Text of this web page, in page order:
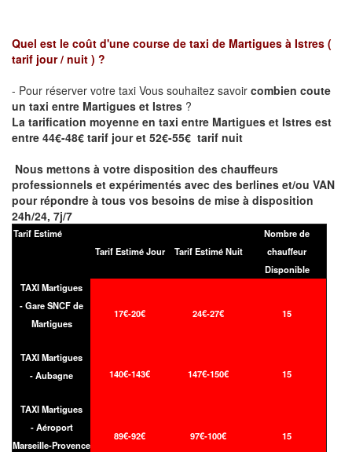
Quel est le coût d'une course de taxi de Martigues à Istres (
tarif jour / nuit ) ?
- Pour réserver votre taxi Vous souhaitez savoir combien coute
un taxi entre Martigues et Istres ?
La tarification moyenne en taxi entre Martigues et Istres est
entre 44€-48€ tarif jour et 52€-55€ tarif nuit
Nous mettons à votre disposition des chauffeurs
professionnels et expérimentés avec des berlines et/ou VAN
pour répondre à tous vos besoins de mise à disposition
24h/24, 7j/7
Tarif Estimé
Tarif Estimé Jour
Tarif Estimé Nuit
Nombre de
chauffeur
Disponible
TAXI Martigues
- Gare SNCF de
Martigues
17€-20€ 24€-27€ 15
TAXI Martigues
- Aubagne
140€-143€ 147€-150€ 15
TAXI Martigues
- Aéroport
Marseille-Provence
89€-92€ 97€-100€ 15